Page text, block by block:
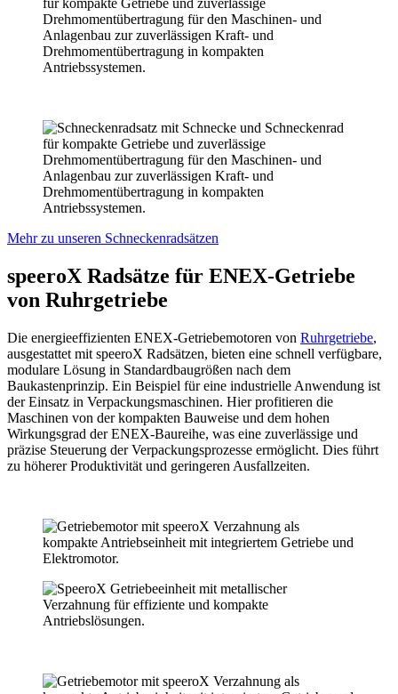
Mehr zu unseren Schneckenradsätzen
speeroX Radsätze für ENEX-Getriebe
von Ruhrgetriebe
Die energieeffizienten ENEX-Getriebemotoren von Ruhrgetriebe,
ausgestattet mit speeroX Radsätzen, bieten eine schnell verfügbare,
modulare Lösung in Standardbaugrößen nach dem
Baukastenprinzip. Ein Beispiel für eine industrielle Anwendung ist
der Einsatz in Verpackungsmaschinen. Hier profitieren die
Maschinen von der kompakten Bauweise und dem hohen
Wirkungsgrad der ENEX-Baureihe, was eine zuverlässige und
präzise Steuerung der Verpackungsprozesse ermöglicht. Dies führt
zu höherer Produktivität und geringeren Ausfallzeiten.